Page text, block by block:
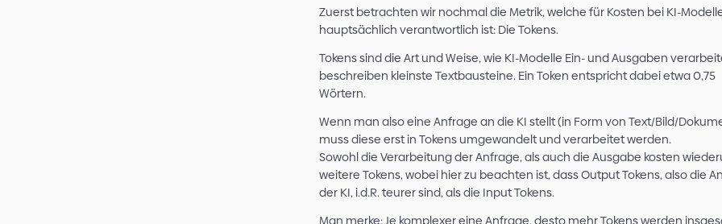
KI-Anbieter zahlen müssen.[2]
Anbietern wieAnthropic(Claude), oderOpenAI
Und das Problem? Man selbst hat selten
innerhalb dieser Pläne von den Anbietern
Nutzen bezahlter Pläne 2026 schnell an wie